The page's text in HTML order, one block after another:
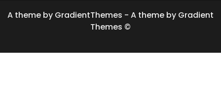
A theme by GradientThemes - A theme by Gradient
Themes ©